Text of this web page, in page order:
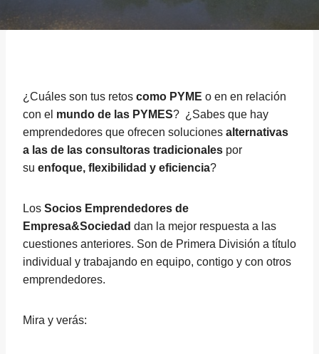
¿Cuáles son tus retos como PYME o en en relación
con el mundo de las PYMES? ¿Sabes que hay
emprendedores que ofrecen soluciones alternativas
a las de las consultoras tradicionales por
su enfoque, flexibilidad y eficiencia?
Los Socios Emprendedores de
Empresa&Sociedad dan la mejor respuesta a las
cuestiones anteriores. Son de Primera División a título
individual y trabajando en equipo, contigo y con otros
emprendedores.
Mira y verás: